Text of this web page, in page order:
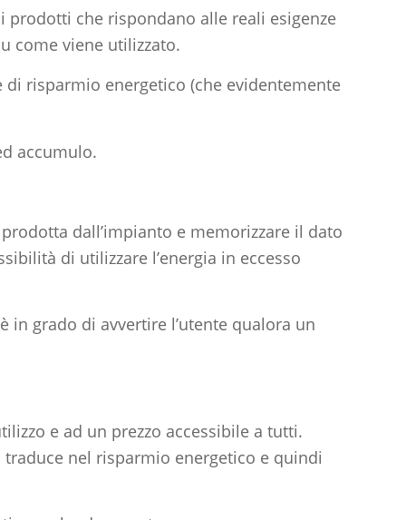
prodotti che rispondano alle reali esigenze
come viene utilizzato.
risparmio energetico (che evidentemente
accumulo.
dall’impianto e memorizzare il dato
di utilizzare l’energia in eccesso
in grado di avvertire l’utente qualora un
e ad un prezzo accessibile a tutti.
nel risparmio energetico e quindi